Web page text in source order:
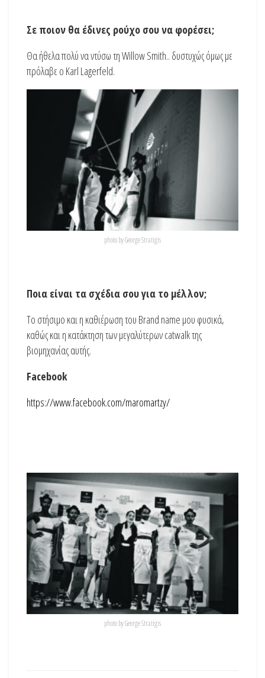
Σε ποιον θα έδινες ρούχο σου να φορέσει;
Θα ήθελα πολύ να ντύσω τη Willow Smith.. δυστυχώς όμως με
πρόλαβε ο Karl Lagerfeld.
photo by George Stratigis
Ποια είναι τα σχέδια σου για το μέλλον;
Το στήσιμο και η καθιέρωση του Brand name μου φυσικά,
καθώς και η κατάκτηση των μεγαλύτερων catwalk της
βιομηχανίας αυτής.
Facebook
https://www.facebook.com/maromartzy/
photo by George Stratigis